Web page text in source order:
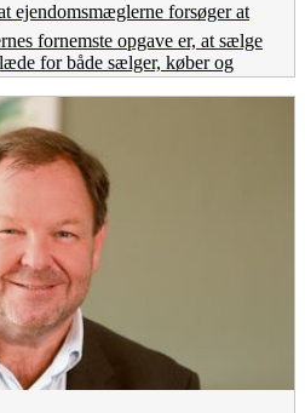
ejendomsmæglerne forsøger at
fornemste opgave er, at sælge
for både sælger, køber og
det fra Danske